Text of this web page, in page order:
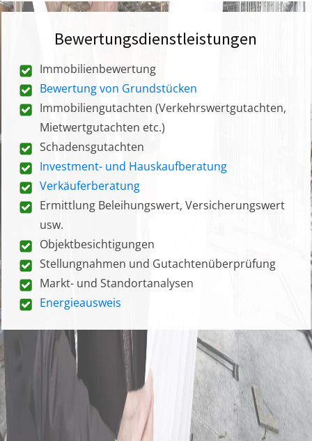
Bewertungsdienstleistungen
Immobilienbewertung
Bewertung von Grundstücken
Immobiliengutachten (Verkehrswertgutachten,
Mietwertgutachten etc.)
Schadensgutachten
Investment- und Hauskaufberatung
Verkäuferberatung
Ermittlung Beleihungswert, Versicherungswert
usw.
Objektbesichtigungen
Stellungnahmen und Gutachtenüberprüfung
Markt- und Standortanalysen
Energieausweis